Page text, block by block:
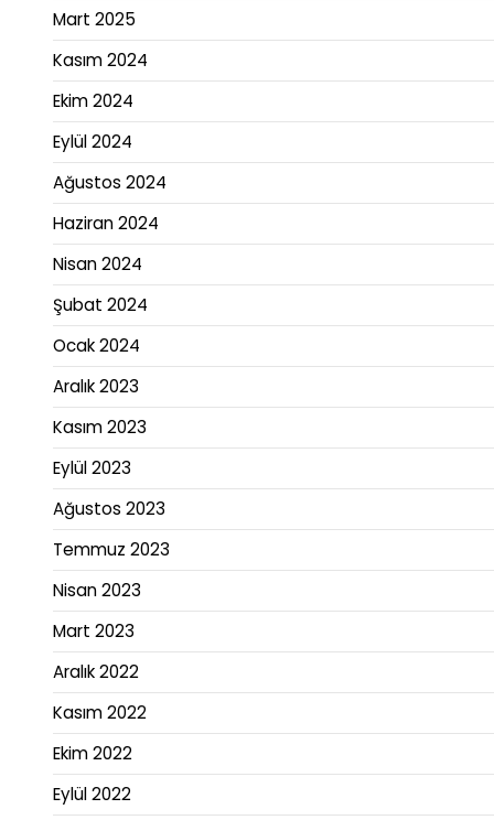
Mart 2025
Kasım 2024
Ekim 2024
Eylül 2024
Ağustos 2024
Haziran 2024
Nisan 2024
Şubat 2024
Ocak 2024
Aralık 2023
Kasım 2023
Eylül 2023
Ağustos 2023
Temmuz 2023
Nisan 2023
Mart 2023
Aralık 2022
Kasım 2022
Ekim 2022
Eylül 2022